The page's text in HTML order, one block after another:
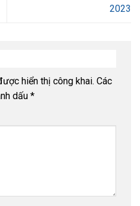
2023
hiển thị công khai. Các
dấu *